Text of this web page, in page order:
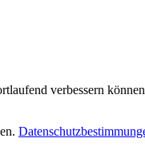
verbessern